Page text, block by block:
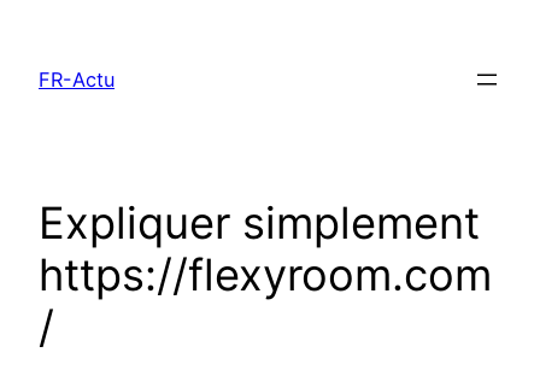
contenu
FR-Actu
Expliquer simplement
https://flexyroom.com
/